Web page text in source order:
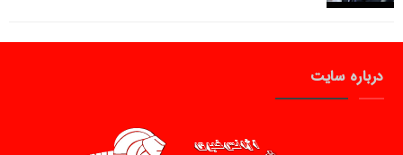
درباره سایت